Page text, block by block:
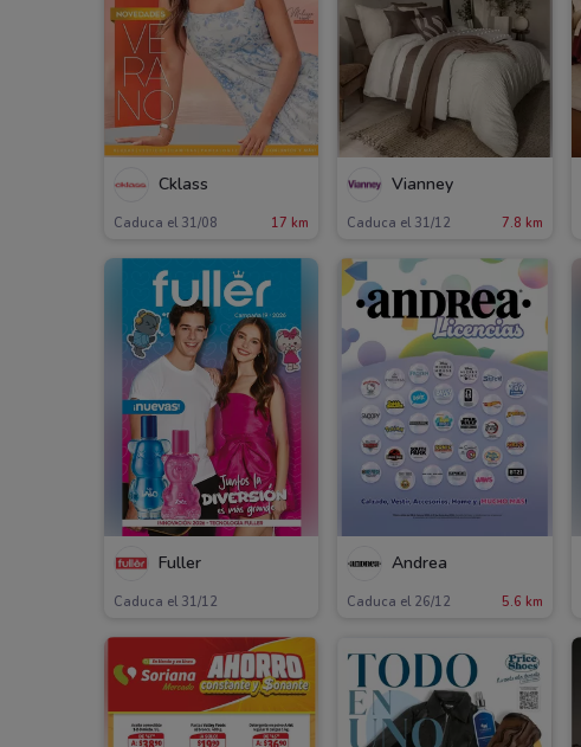
Cklass
Caduca el 31/08 17 km
Vianney
Caduca el 31/12 7.8 km
Fuller
Caduca el 31/12
Andrea
Caduca el 26/12 5.6 km